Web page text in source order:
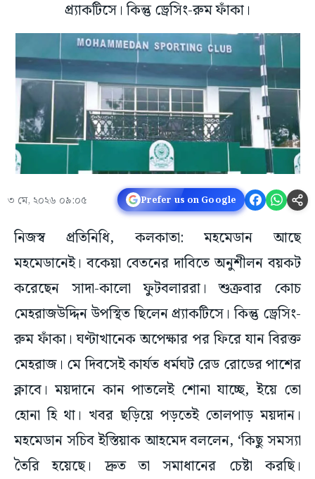
প্র্যাকটিসে। কিন্তু ড্রেসিং-রুম ফাঁকা।
৩ মে, ২০২৬ ০৯:০৫ Prefer us on Google
নিজস্ব প্রতিনিধি, কলকাতা: মহমেডান আছে
মহমেডানেই। বকেয়া বেতনের দাবিতে অনুশীলন বয়কট
করেছেন সাদা-কালো ফুটবলাররা। শুক্রবার কোচ
মেহরাজউদ্দিন উপস্থিত ছিলেন প্র্যাকটিসে। কিন্তু ড্রেসিং-
রুম ফাঁকা। ঘণ্টাখানেক অপেক্ষার পর ফিরে যান বিরক্ত
মেহরাজ। মে দিবসেই কার্যত ধর্মঘট রেড রোডের পাশের
ক্লাবে। ময়দানে কান পাতলেই শোনা যাচ্ছে, ইয়ে তো
হোনা হি থা। খবর ছড়িয়ে পড়তেই তোলপাড় ময়দান।
মহমেডান সচিব ইস্তিয়াক আহমেদ বললেন, ‘কিছু সমস্যা
তৈরি হয়েছে। দ্রুত তা সমাধানের চেষ্টা করছি।